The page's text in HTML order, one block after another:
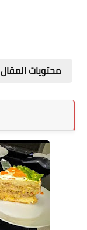
محتويات المقال